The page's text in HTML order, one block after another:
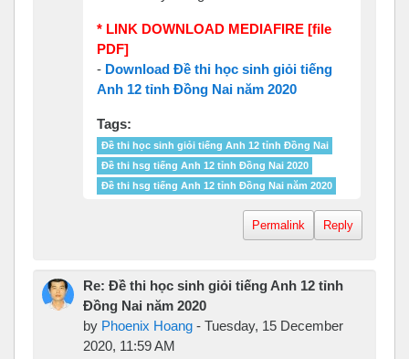
* LINK DOWNLOAD MEDIAFIRE [file
PDF]
- Download Đề thi học sinh giỏi tiếng
Anh 12 tỉnh Đồng Nai năm 2020
Tags:
Đề thi học sinh giỏi tiếng Anh 12 tỉnh Đồng Nai
Đề thi hsg tiếng Anh 12 tỉnh Đồng Nai 2020
Đề thi hsg tiếng Anh 12 tỉnh Đồng Nai năm 2020
Permalink Reply
Re: Đề thi học sinh giỏi tiếng Anh 12 tỉnh
Đồng Nai năm 2020
by Phoenix Hoang - Tuesday, 15 December
2020, 11:59 AM